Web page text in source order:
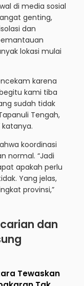
di media sosial
genting,
dan
lokasi mulai
karena
kami tiba
sudah tidak
Tengah,
koordinasi
normal. “Jadi
apakah perlu
Yang jelas,
provinsi,”
dan
Tewaskan